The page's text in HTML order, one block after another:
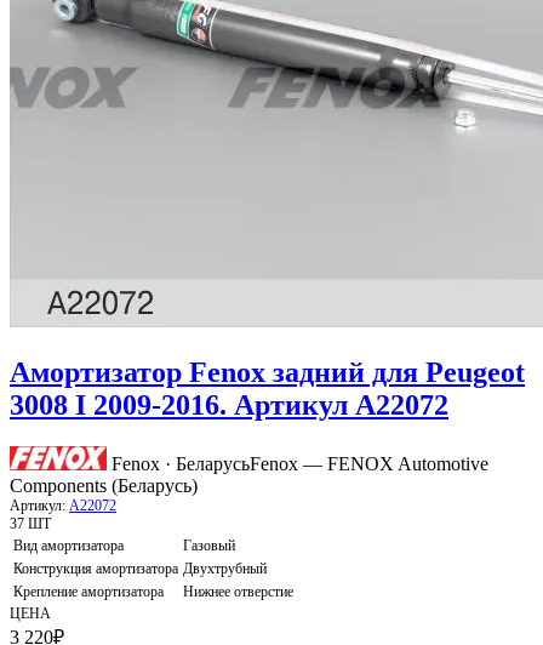
Амортизатор Fenox задний для Peugeot
3008 I 2009-2016. Артикул A22072
Fenox · БеларусьFenox — FENOX Automotive
Components (Беларусь)
Артикул: A22072
37 ШТ
Вид амортизатора
Газовый
Конструкция амортизатора Двухтрубный
Крепление амортизатора
Нижнее отверстие
ЦЕНА
3 220₽